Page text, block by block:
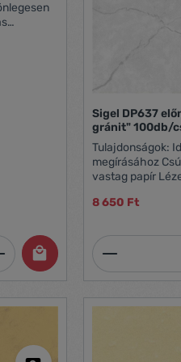
vagy használja
meg a kívánt
Sigel DP637
gránit" 100db/
Tulajdonságok: Ideális levelek és oklevelek
megírásához Csúcsminőségű, különlegesen
vastag papír Lézer- és tintasugaras
Kétoldalas kivitel
8 650 Ft